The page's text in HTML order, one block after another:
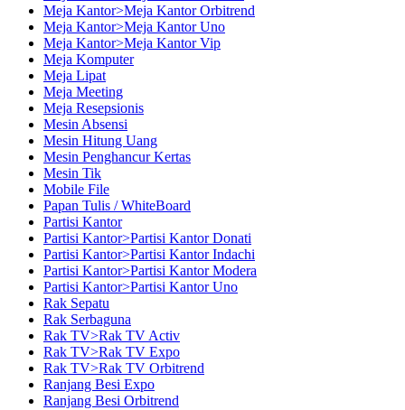
Meja Kantor>Meja Kantor Orbitrend
Meja Kantor>Meja Kantor Uno
Meja Kantor>Meja Kantor Vip
Meja Komputer
Meja Lipat
Meja Meeting
Meja Resepsionis
Mesin Absensi
Mesin Hitung Uang
Mesin Penghancur Kertas
Mesin Tik
Mobile File
Papan Tulis / WhiteBoard
Partisi Kantor
Partisi Kantor>Partisi Kantor Donati
Partisi Kantor>Partisi Kantor Indachi
Partisi Kantor>Partisi Kantor Modera
Partisi Kantor>Partisi Kantor Uno
Rak Sepatu
Rak Serbaguna
Rak TV>Rak TV Activ
Rak TV>Rak TV Expo
Rak TV>Rak TV Orbitrend
Ranjang Besi Expo
Ranjang Besi Orbitrend